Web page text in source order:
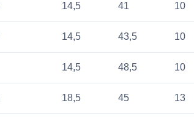
14,5 41 10
14,5 43,5 10
14,5 48,5 10
18,5 45 13